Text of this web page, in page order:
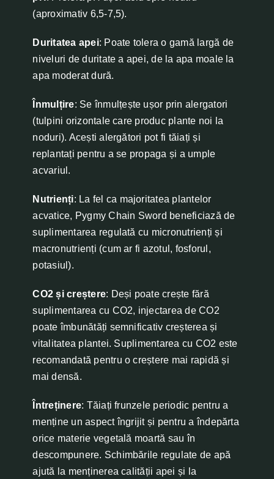
(aproximativ 6,5-7,5).
Duritatea apei: Poate tolera o gamă largă de
niveluri de duritate a apei, de la apa moale la
apa moderat dură.
Înmulțire: Se înmulțește ușor prin alergatori
(tulpini orizontale care produc plante noi la
noduri). Acești alergători pot fi tăiați și
replantați pentru a se propaga și a umple
acvariul.
Nutrienți: La fel ca majoritatea plantelor
acvatice, Pygmy Chain Sword beneficiază de
suplimentarea regulată cu micronutrienți și
macronutrienți (cum ar fi azotul, fosforul,
potasiul).
CO2 și creștere: Deși poate crește fără
suplimentarea cu CO2, injectarea de CO2
poate îmbunătăți semnificativ creșterea și
vitalitatea plantei. Suplimentarea cu CO2 este
recomandată pentru o creștere mai rapidă și
mai densă.
Întreținere: Tăiați frunzele periodic pentru a
menține un aspect îngrijit și pentru a îndepărta
orice materie vegetală moartă sau în
descompunere. Schimbările regulate de apă
ajută la menținerea calității apei și la